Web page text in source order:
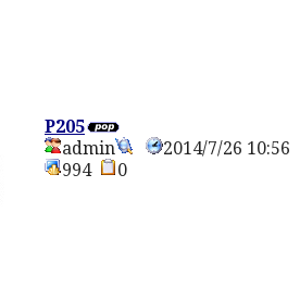
P205
admin
2014/7/26 10:56
994
0